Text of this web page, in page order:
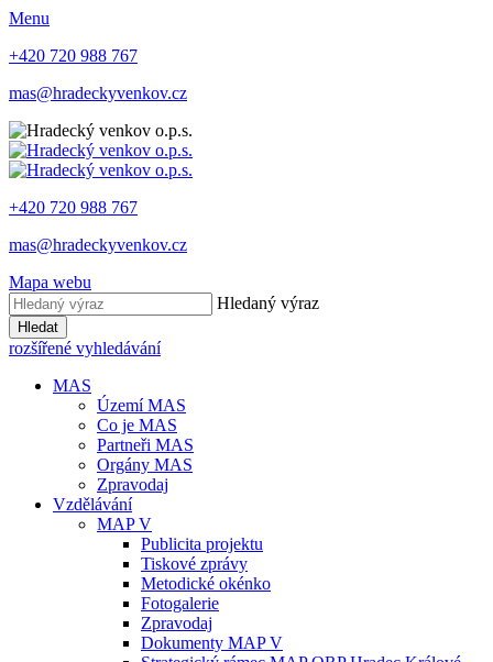
Menu
+420 720 988 767
mas@hradeckyvenkov.cz
+420 720 988 767
mas@hradeckyvenkov.cz
Mapa webu
Hledaný výraz
Hledat
rozšířené vyhledávání
MAS
Území MAS
Co je MAS
Partneři MAS
Orgány MAS
Zpravodaj
Vzdělávání
MAP V
Publicita projektu
Tiskové zprávy
Metodické okénko
Fotogalerie
Zpravodaj
Dokumenty MAP V